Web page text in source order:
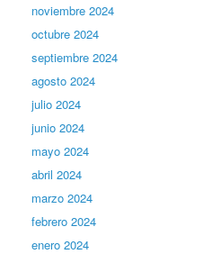
noviembre 2024
octubre 2024
septiembre 2024
agosto 2024
julio 2024
junio 2024
mayo 2024
abril 2024
marzo 2024
febrero 2024
enero 2024